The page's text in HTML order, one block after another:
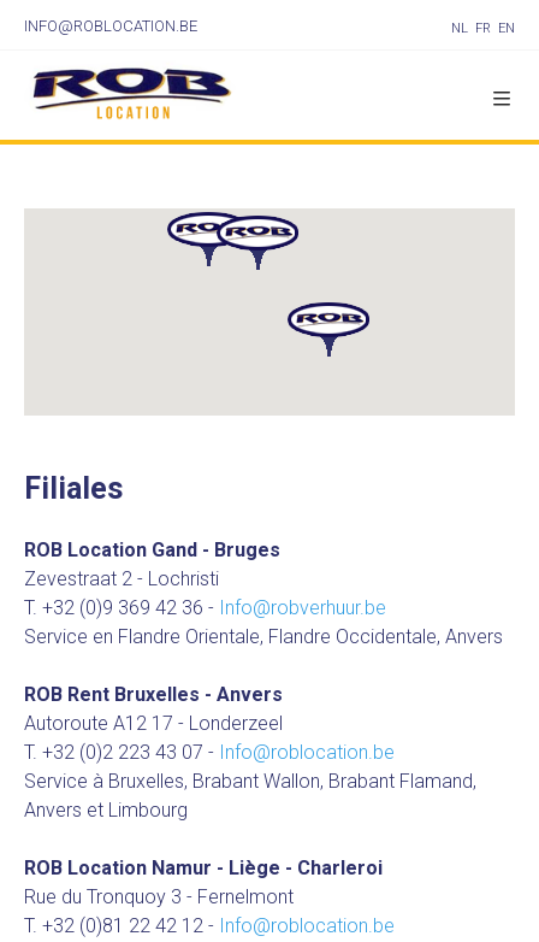
INFO@ROBLOCATION.BE NL FR EN
Filiales
ROB Location Gand - Bruges
Zevestraat 2 - Lochristi
T. +32 (0)9 369 42 36 - Info@robverhuur.be
Service en Flandre Orientale, Flandre Occidentale, Anvers
ROB Rent Bruxelles - Anvers
Autoroute A12 17 - Londerzeel
T. +32 (0)2 223 43 07 - Info@roblocation.be
Service à Bruxelles, Brabant Wallon, Brabant Flamand,
Anvers et Limbourg
ROB Location Namur - Liège - Charleroi
Rue du Tronquoy 3 - Fernelmont
T. +32 (0)81 22 42 12 - Info@roblocation.be